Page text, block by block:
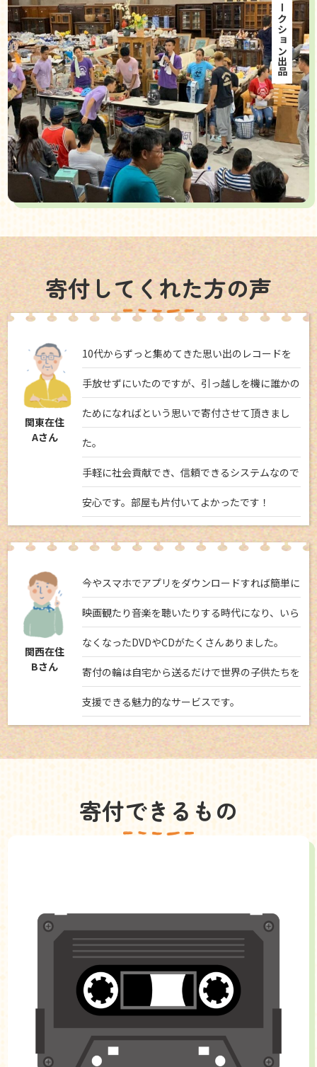
海外オークション出品
寄付してくれた方の声
関東在住
Aさん
10代からずっと集めてきた思い出のレコードを
手放せずにいたのですが、引っ越しを機に誰かの
ためになればという思いで寄付させて頂きまし
た。
手軽に社会貢献でき、信頼できるシステムなので
安心です。部屋も片付いてよかったです！
関西在住
Bさん
今やスマホでアプリをダウンロードすれば簡単に
映画観たり音楽を聴いたりする時代になり、いら
なくなったDVDやCDがたくさんありました。
寄付の輪は自宅から送るだけで世界の子供たちを
支援できる魅力的なサービスです。
寄付できるもの